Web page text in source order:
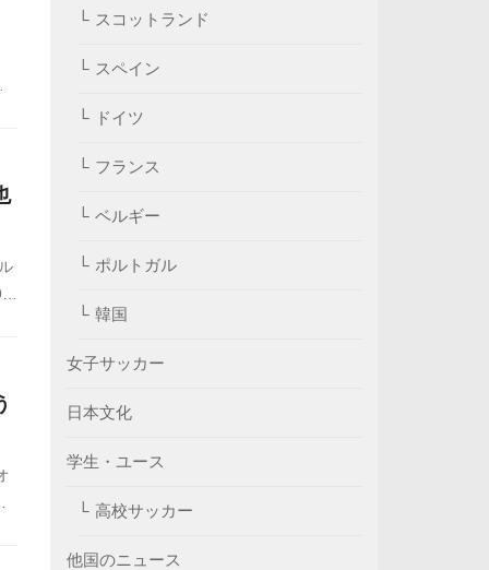
スコットランド
スペイン
ドイツ
フランス
ベルギー
ポルトガル
韓国
女子サッカー
日本文化
学生・ユース
高校サッカー
他国のニュース